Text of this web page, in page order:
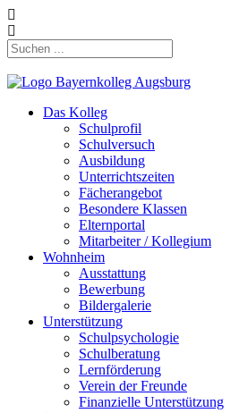
Das Kolleg
Schulprofil
Schulversuch
Ausbildung
Unterrichtszeiten
Fächerangebot
Besondere Klassen
Elternportal
Mitarbeiter / Kollegium
Wohnheim
Ausstattung
Bewerbung
Bildergalerie
Unterstützung
Schulpsychologie
Schulberatung
Lernförderung
Verein der Freunde
Finanzielle Unterstützung